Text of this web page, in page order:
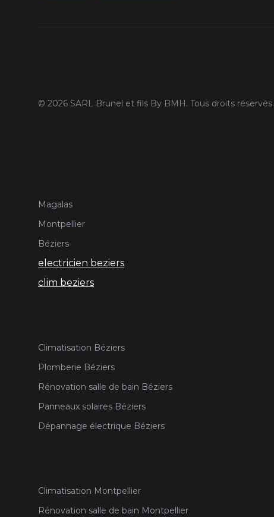
© 2026 SARL Brunel et fils By BMH. Tous droits réservés.
Magalas
Montpellier
Béziers
electricien beziers
clim beziers
Climatisation Béziers
Plomberie Béziers
Rénovation salle de bain Béziers
Panneaux solaires Béziers
Dépannage électrique Béziers
Climatisation Montpellier
Rénovation salle de bain Montpellier